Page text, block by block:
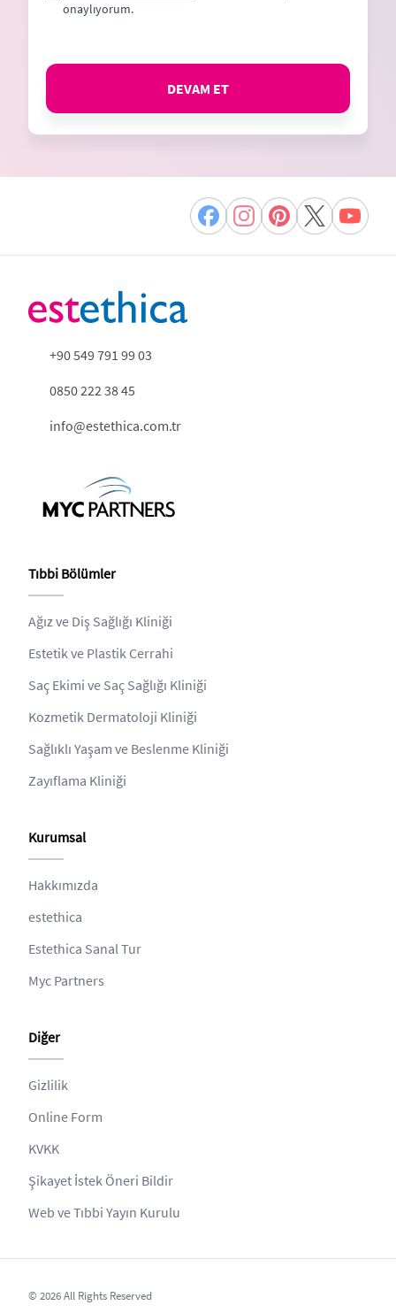
onaylıyorum.
DEVAM ET
+90 549 791 99 03
0850 222 38 45
info@estethica.com.tr
Tıbbi Bölümler
Ağız ve Diş Sağlığı Kliniği
Estetik ve Plastik Cerrahi
Saç Ekimi ve Saç Sağlığı Kliniği
Kozmetik Dermatoloji Kliniği
Sağlıklı Yaşam ve Beslenme Kliniği
Zayıflama Kliniği
Kurumsal
Hakkımızda
estethica
Estethica Sanal Tur
Myc Partners
Diğer
Gizlilik
Online Form
KVKK
Şikayet İstek Öneri Bildir
Web ve Tıbbi Yayın Kurulu
© 2026 All Rights Reserved